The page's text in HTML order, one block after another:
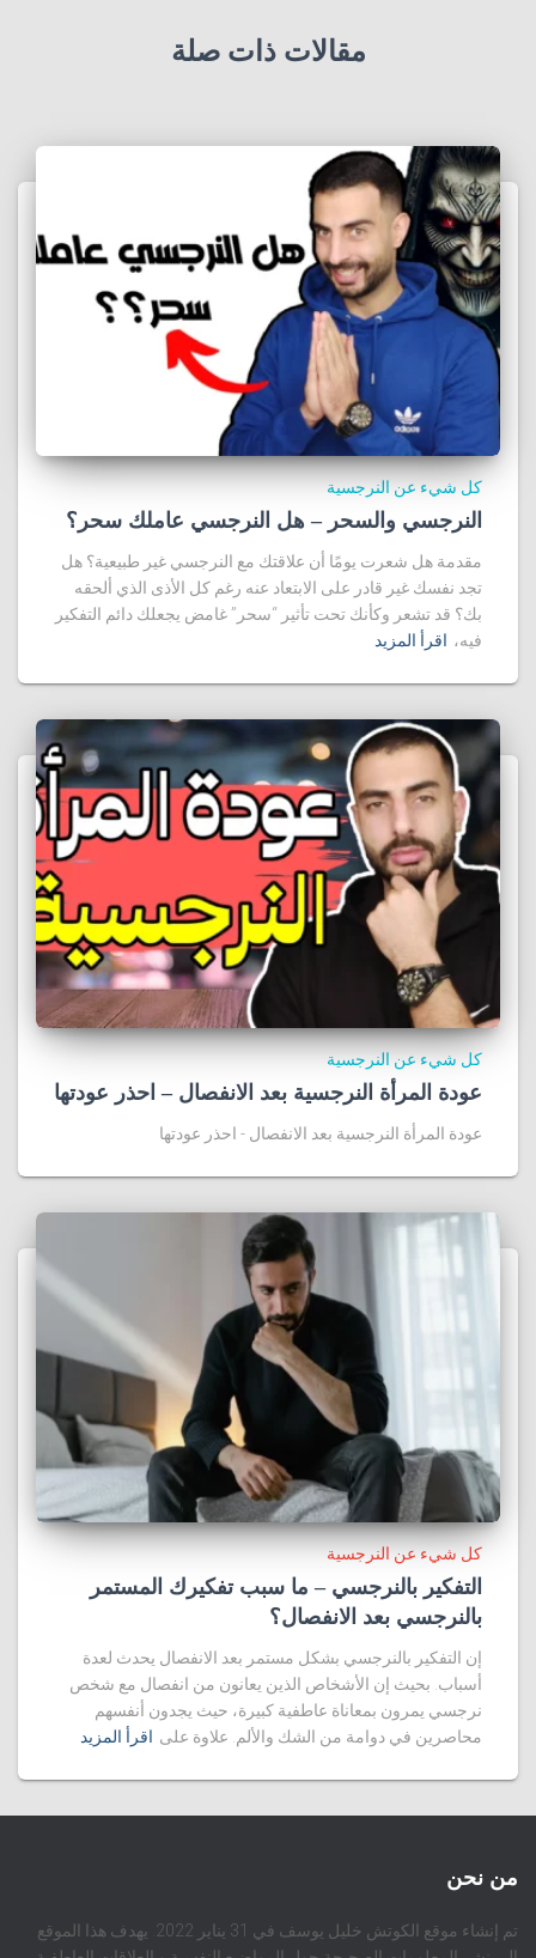
مقالات ذات صلة
كل شيء عن النرجسية
النرجسي والسحر – هل النرجسي عاملك سحر؟
مقدمة هل شعرت يومًا أن علاقتك مع النرجسي غير طبيعية؟ هل
تجد نفسك غير قادر على الابتعاد عنه رغم كل الأذى الذي ألحقه
بك؟ قد تشعر وكأنك تحت تأثير “سحر” غامض يجعلك دائم التفكير
فيه، اقرأ المزيد
كل شيء عن النرجسية
عودة المرأة النرجسية بعد الانفصال – احذر عودتها
عودة المرأة النرجسية بعد الانفصال - احذر عودتها
كل شيء عن النرجسية
التفكير بالنرجسي – ما سبب تفكيرك المستمر
بالنرجسي بعد الانفصال؟
إن التفكير بالنرجسي بشكل مستمر بعد الانفصال يحدث لعدة
أسباب. بحيث إن الأشخاص الذين يعانون من انفصال مع شخص
نرجسي يمرون بمعاناة عاطفية كبيرة، حيث يجدون أنفسهم
محاصرين في دوامة من الشك والألم. علاوة على اقرأ المزيد
من نحن
تم إنشاء موقع الكوتش خليل يوسف في 31 يناير 2022. يهدف هذا الموقع